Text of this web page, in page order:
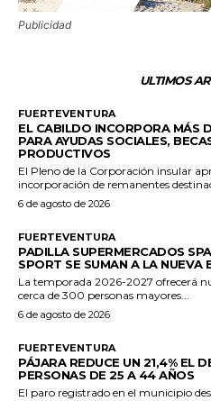
Publicidad
ULTIMOS
FUERTEVENTURA
EL CABILDO INCORPORA MÁS
PARA AYUDAS SOCIALES,
PRODUCTIVOS
El Pleno de la Corporación insular
incorporación de remanentes
6 de agosto de 2026
FUERTEVENTURA
PADILLA SUPERMERCADOS
SPORT SE SUMAN A LA NUEVA
La temporada 2026-2027 ofrecerá
cerca de 300 personas mayores...
6 de agosto de 2026
FUERTEVENTURA
PÁJARA REDUCE UN 21,4% EL
PERSONAS DE 25 A 44 AÑOS
El paro registrado en el municipio